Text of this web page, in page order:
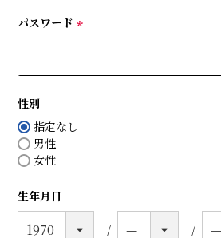
パスワード
須
性別
指定なし
男性
女性
生年月日